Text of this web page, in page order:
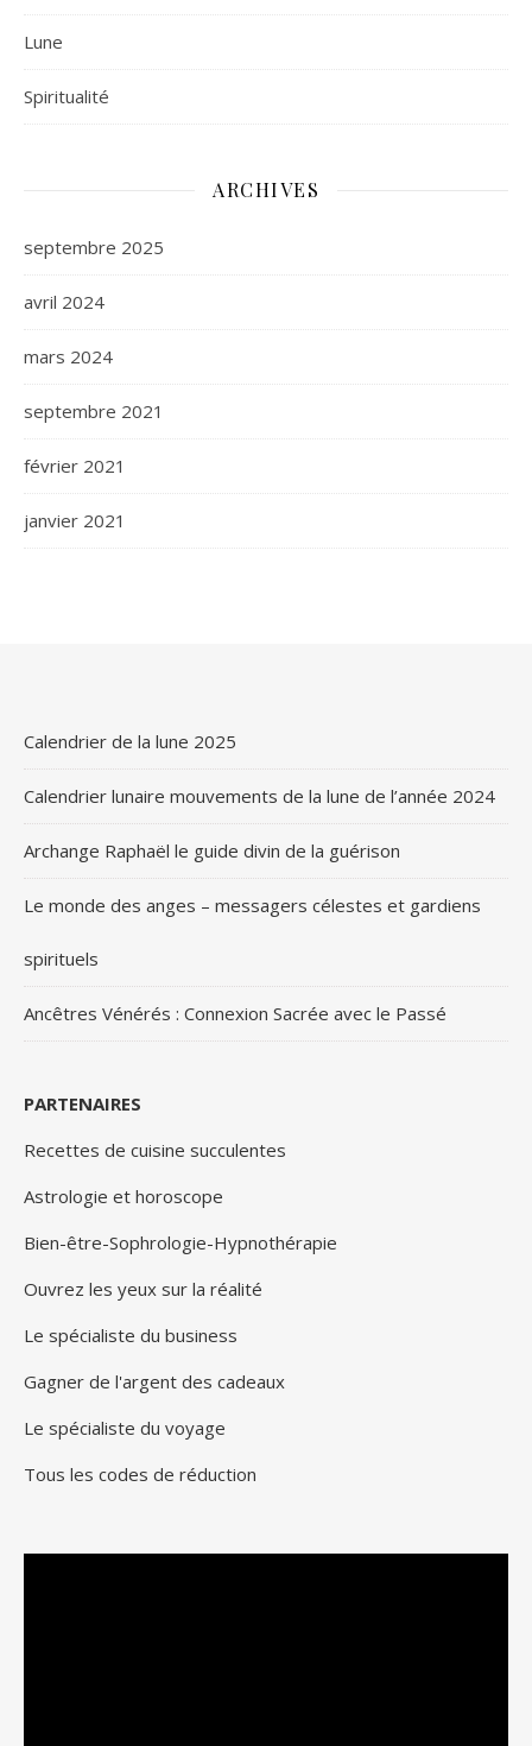
Lune
Spiritualité
ARCHIVES
septembre 2025
avril 2024
mars 2024
septembre 2021
février 2021
janvier 2021
Calendrier de la lune 2025
Calendrier lunaire mouvements de la lune de l’année 2024
Archange Raphaël le guide divin de la guérison
Le monde des anges – messagers célestes et gardiens
spirituels
Ancêtres Vénérés : Connexion Sacrée avec le Passé
PARTENAIRES
Recettes de cuisine succulentes
Astrologie et horoscope
Bien-être-Sophrologie-Hypnothérapie
Ouvrez les yeux sur la réalité
Le spécialiste du business
Gagner de l'argent des cadeaux
Le spécialiste du voyage
Tous les codes de réduction